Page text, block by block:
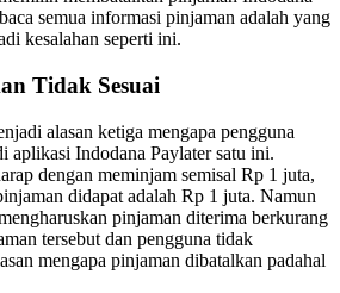
semua informasi pinjaman adalah yang
kesalahan seperti ini.
Tidak Sesuai
alasan ketiga mengapa pengguna
aplikasi Indodana Paylater satu ini.
dengan meminjam semisal Rp 1 juta,
didapat adalah Rp 1 juta. Namun
pinjaman diterima berkurang
tersebut dan pengguna tidak
mengapa pinjaman dibatalkan padahal